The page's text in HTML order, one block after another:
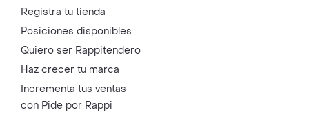
Registra tu tienda
Posiciones disponibles
Quiero ser Rappitendero
Haz crecer tu marca
Incrementa tus ventas
con Pide por Rappi